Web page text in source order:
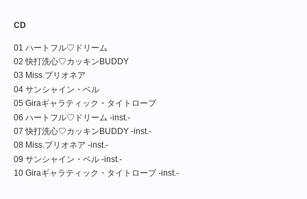
CD
01 ハートフル♡ドリーム
02 快打洗心♡カッキンBUDDY
03 Miss.プリオネア
04 サンシャイン・ベル
05 Giraギャラティック・タイトロープ
06 ハートフル♡ドリーム -inst.-
07 快打洗心♡カッキンBUDDY -inst.-
08 Miss.プリオネア -inst.-
09 サンシャイン・ベル -inst.-
10 Giraギャラティック・タイトロープ -inst.-